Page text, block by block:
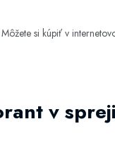
Môžete si kúpiť v
v